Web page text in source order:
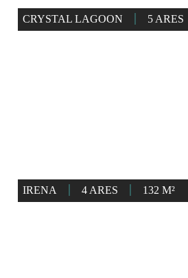
CRYSTAL LAGOON 5 ARES
IRENA 4 ARES 132 M²